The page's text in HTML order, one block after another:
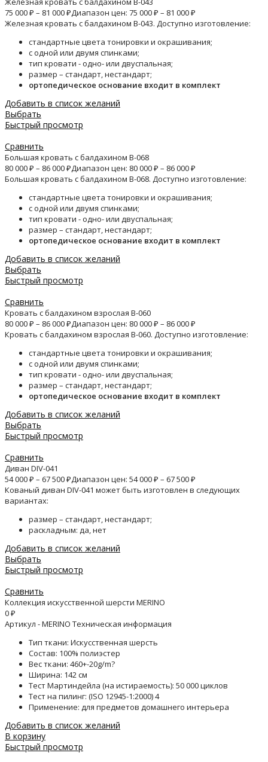
75 000₽ – 81 000₽Диапазон цен: 75 000 ₽ – 81 000 ₽
Железная кровать с балдахином B-043. Доступно изготовление:
стандартные цвета тонировки и окрашивания;
с одной или двумя спинками;
тип кровати - одно- или двуспальная;
размер – стандарт, нестандарт;
ортопедическое основание входит в комплект
Добавить в список желаний
Выбрать
Быстрый просмотр
Сравнить
Большая кровать с балдахином B-068
80 000₽ – 86 000₽Диапазон цен: 80 000 ₽ – 86 000 ₽
Большая кровать с балдахином B-068. Доступно изготовление:
стандартные цвета тонировки и окрашивания;
с одной или двумя спинками;
тип кровати - одно- или двуспальная;
размер – стандарт, нестандарт;
ортопедическое основание входит в комплект
Добавить в список желаний
Выбрать
Быстрый просмотр
Сравнить
Кровать с балдахином взрослая B-060
80 000₽ – 86 000₽Диапазон цен: 80 000 ₽ – 86 000 ₽
Кровать с балдахином взрослая B-060. Доступно изготовление:
стандартные цвета тонировки и окрашивания;
с одной или двумя спинками;
тип кровати - одно- или двуспальная;
размер – стандарт, нестандарт;
ортопедическое основание входит в комплект
Добавить в список желаний
Выбрать
Быстрый просмотр
Сравнить
Диван DIV-041
54 000₽ – 67 500₽Диапазон цен: 54 000 ₽ – 67 500 ₽
Кованый диван DIV-041 может быть изготовлен в следующих
вариантах:
размер – стандарт, нестандарт;
раскладным: да, нет
Добавить в список желаний
Выбрать
Быстрый просмотр
Сравнить
Коллекция искусственной шерсти MERINO
0₽
Артикул - MERINO Техническая информация
Тип ткани: Искусственная шерсть
Состав: 100% полиэстер
Вес ткани: 460+-20g/m?
Ширина: 142 см
Тест Мартиндейла (на истираемость): 50 000 циклов
Тест на пилинг: (ISO 12945-1:2000) 4
Применение: для предметов домашнего интерьера
Добавить в список желаний
В корзину
Быстрый просмотр